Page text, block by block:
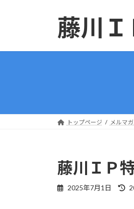
ツ
プ
シ
動
藤川
トップページ メルマ
藤川ＩＰ
2025年7月1日